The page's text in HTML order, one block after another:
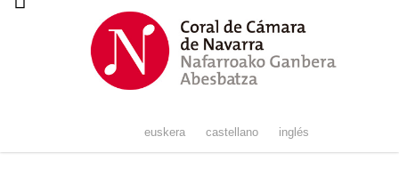
euskera castellano inglés